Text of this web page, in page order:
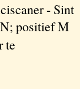
- Sint
positief M
te